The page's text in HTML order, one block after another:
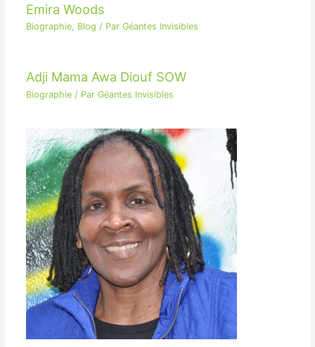
Emira Woods
Biographie, Blog / Par Géantes Invisibles
Adji Mama Awa Diouf SOW
Biographie/ Par Géantes Invisibles